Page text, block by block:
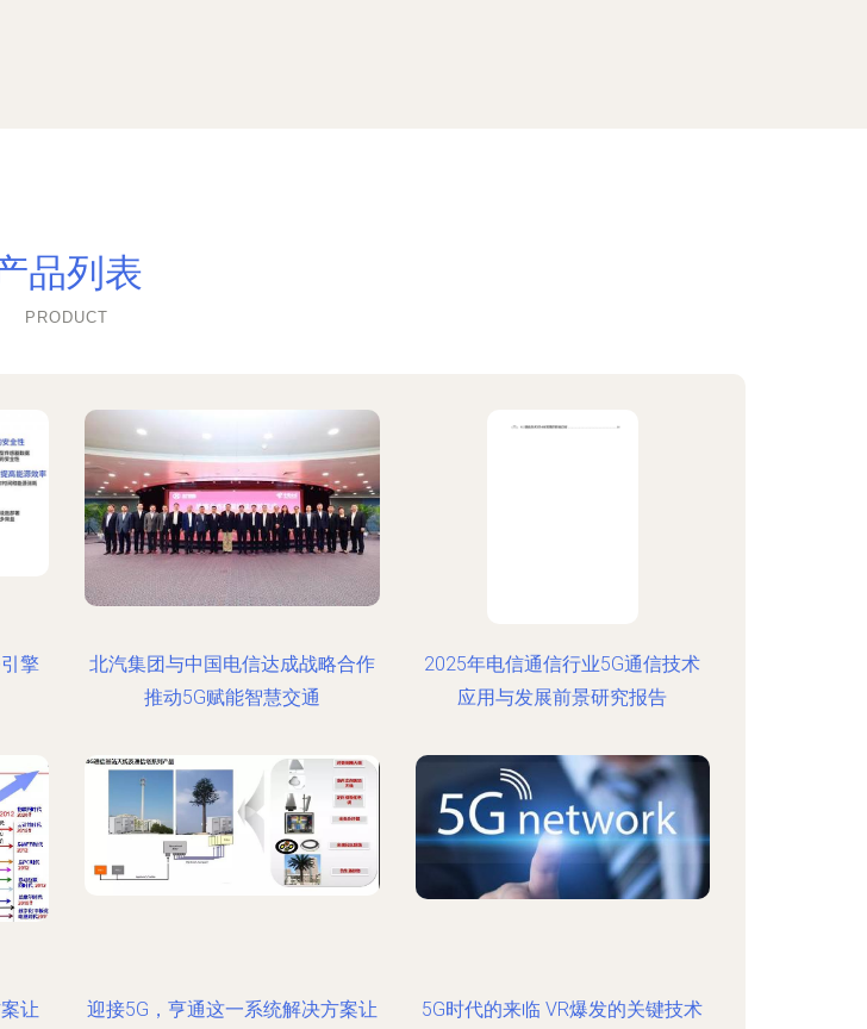
品列表
PRODUCT
擎
北汽集团与中国电信达成战略合作
推动5G赋能智慧交通
2025年电信通信行业5G通信技术
应用与发展前景研究报告
让 迎接5G，亨通这一系统解决方案让 5G时代的来临 VR爆发的关键技术